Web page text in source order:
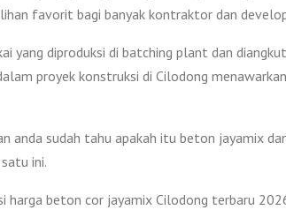
favorit bagi banyak kontraktor dan
yang diproduksi di batching plant dan
proyek konstruksi di Cilodong
anda sudah tahu apakah itu beton jayamix
ini.
harga beton cor jayamix Cilodong terbaru